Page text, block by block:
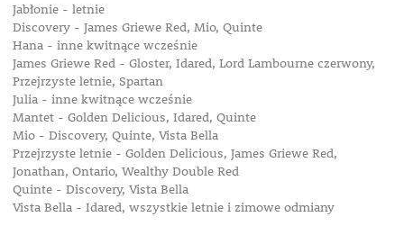
Jabłonie - letnie
Discovery - James Griewe Red, Mio, Quinte
Hana - inne kwitnące wcześnie
James Griewe Red - Gloster, Idared, Lord Lambourne czerwony,
Przejrzyste letnie, Spartan
Julia - inne kwitnące wcześnie
Mantet - Golden Delicious, Idared, Quinte
Mio - Discovery, Quinte, Vista Bella
Przejrzyste letnie - Golden Delicious, James Griewe Red,
Jonathan, Ontario, Wealthy Double Red
Quinte - Discovery, Vista Bella
Vista Bella - Idared, wszystkie letnie i zimowe odmiany